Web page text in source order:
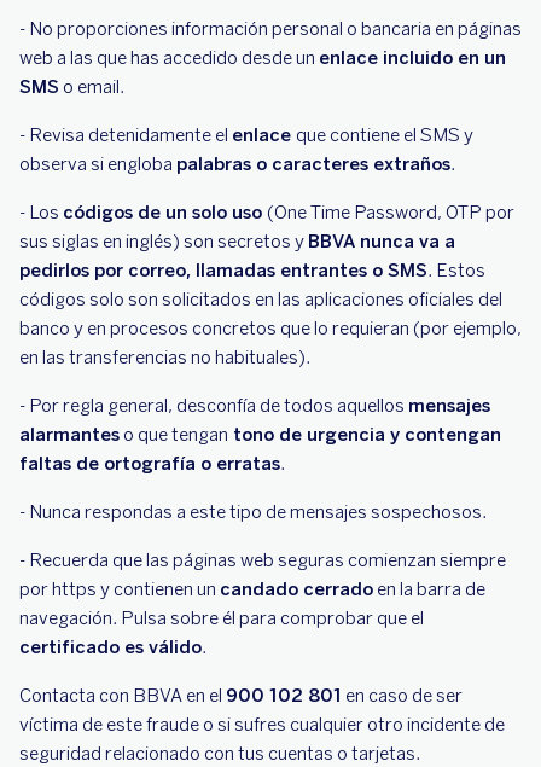
- No proporciones información personal o bancaria en páginas
web a las que has accedido desde un enlace incluido en un
SMS o email.
- Revisa detenidamente el enlace que contiene el SMS y
observa si engloba palabras o caracteres extraños.
- Los códigos de un solo uso (One Time Password, OTP por
sus siglas en inglés) son secretos y BBVA nunca va a
pedirlos por correo, llamadas entrantes o SMS. Estos
códigos solo son solicitados en las aplicaciones oficiales del
banco y en procesos concretos que lo requieran (por ejemplo,
en las transferencias no habituales).
- Por regla general, desconfía de todos aquellos mensajes
alarmantes o que tengan tono de urgencia y contengan
faltas de ortografía o erratas.
- Nunca respondas a este tipo de mensajes sospechosos.
- Recuerda que las páginas web seguras comienzan siempre
por https y contienen un candado cerrado en la barra de
navegación. Pulsa sobre él para comprobar que el
certificado es válido.
Contacta con BBVA en el 900 102 801 en caso de ser
víctima de este fraude o si sufres cualquier otro incidente de
seguridad relacionado con tus cuentas o tarjetas.